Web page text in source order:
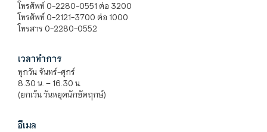
โทรศัพท์ 0-2280-0551 ต่อ 3200
โทรศัพท์ 0-2121-3700 ต่อ 1000
โทรสาร 0-2280-0552
เวลาทำการ
ทุกวัน จันทร์-ศุกร์
8.30 น. – 16.30 น.
(ยกเว้น วันหยุดนักขัตฤกษ์)
อีเมล